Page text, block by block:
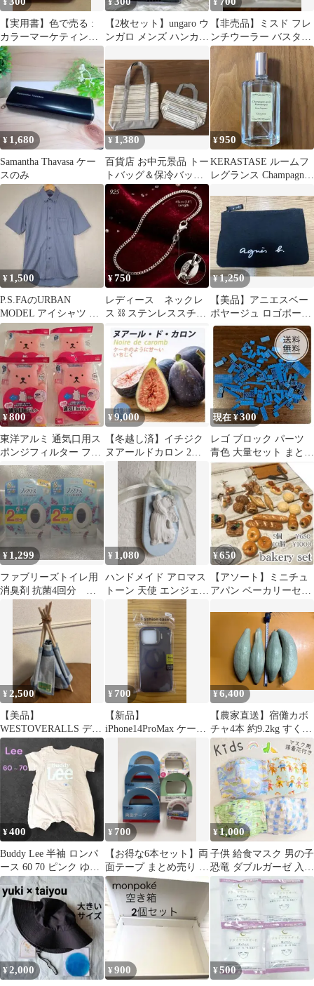
¥
【実用書】色で売る :
カラーマーケティング
入門
¥
【2枚セット】ungaro ウ
ンガロ メンズ ハンカチ
¥
【非売品】ミスド フレ
ンチウーラー バスタオ
ル
¥ 1,680
Samantha Thavasa ケー
スのみ
¥ 1,380
百貨店 お中元景品 トー
トバッグ＆保冷バッグ
2点セット 保冷バッグ
付き グレー
¥950
KERASTASE ルームフ
レグランス Champagne-
¥ 1,500
P.S.FAのURBAN
MODEL アイシャツ メ
ンズL 半袖シャツ チェ
ック
¥750
レディース ネックレ
ス ⛓️ ステンレススチー
¥1,250
【美品】アニエスベー
ボヤージュ ロゴポーチ
（WEB限定品）
¥800
東洋アルミ 通気口用ス
ポンジフィルター フィ
ルたん ピンク 4個セッ
ト
¥9,000
【冬越し済】イチジク
ヌアールドカロン 2年
生苗 極甘黒イチジク2
本セット
現在 ¥300
レゴ ブロック パーツ
青色 大量セット まとめ
売り LEGO
¥ 1,299
ファブリーズトイレ用
消臭剤 抗菌4回分 本
体2個+詰替2個【クリー
ンラベンダー】
¥ 1,080
ハンドメイド アロマス
トーン 天使 エンジェル
壁掛け アンティークブ
¥650
【アソート】ミニチュ
アパン ベーカリーセッ
¥ 2,500
【美品】
WESTOVERALLS デニ
ム ディスプレイ 岡山
デニム
¥ 700
【新品】
iPhone14ProMax ケース
MagSafe対応
¥6,400
【農家直送】宿儺カボ
チャ4本 約9.2kg すくな
かぼちゃ 飛騨伝統 野
菜 南東北/関東/信越/
北陸/中部に関しては配
送無料
¥400
Buddy Lee 半袖 ロンパ
ース 60 70 ピンク ゆう
ゆうメルカリ便
¥ 700
【お得な6本セット】両
面テープ まとめ売り 工
作・DIY・事務用（が
くぶん他）
¥1,000
子供 給食マスク 男の子
恐竜 ダブルガーゼ 入園
入学 ハンドメイド メル
カリ便
¥2,000 ¥ 900 ¥500